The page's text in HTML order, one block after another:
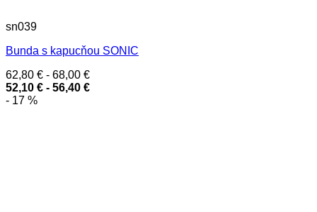
sn039
Bunda s kapucňou SONIC
62,80 € - 68,00 €
52,10 € - 56,40 €
- 17 %